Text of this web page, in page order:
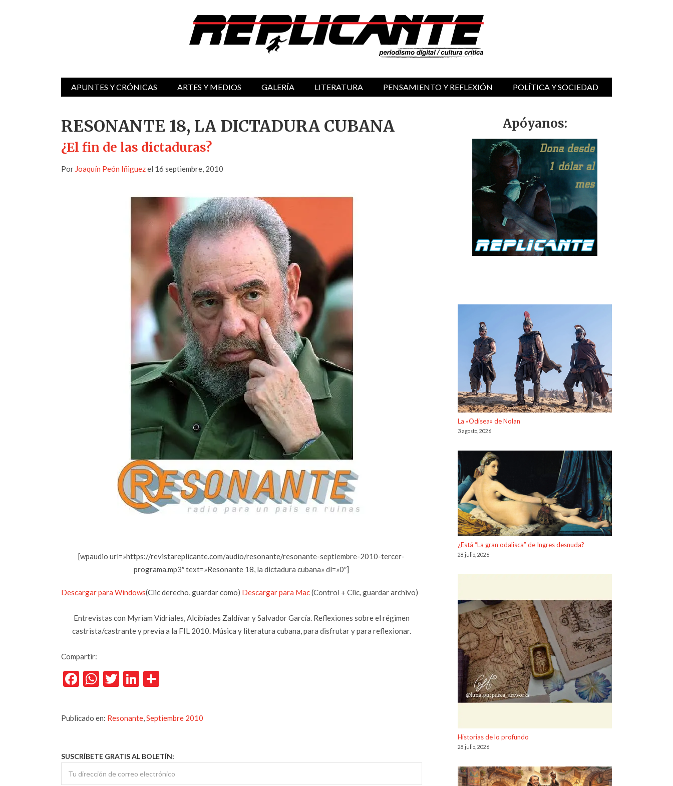
APUNTES Y CRÓNICAS ARTES Y MEDIOS GALERÍA LITERATURA PENSAMIENTO Y REFLEXIÓN POLÍTICA Y SOCIEDAD
RESONANTE 18, LA DICTADURA CUBANA
¿El fin de las dictaduras?
Por Joaquín Peón Iñiguezel 16 septiembre, 2010
[wpaudio url=»https://revistareplicante.com/audio/resonante/resonante-septiembre-2010-tercer-
programa.mp3″ text=»Resonante 18, la dictadura cubana» dl=»0″]
Descargar para Windows(Clic derecho, guardar como) Descargar para Mac(Control + Clic, guardar archivo)
Entrevistas con Myriam Vidriales, Alcibíades Zaldívar y Salvador García. Reflexiones sobre el régimen
castrista/castrante y previa a la FIL 2010. Música y literatura cubana, para disfrutar y para reflexionar.
Compartir:
Facebook
WhatsApp
TwitterLinkedIn
Publicado en: Resonante,Septiembre 2010
SUSCRÍBETE GRATIS AL BOLETÍN:
Apóyanos:
La «Odisea» de Nolan
3 agosto, 2026
¿Está “La gran odalisca” de Ingres desnuda?
28 julio, 2026
Historias de lo profundo
28 julio, 2026